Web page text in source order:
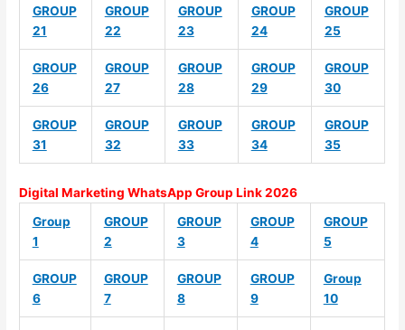
GROUP
21
GROUP
22
GROUP
23
GROUP
24
GROUP
25
GROUP
26
GROUP
27
GROUP
28
GROUP
29
GROUP
30
GROUP
31
GROUP
32
GROUP
33
GROUP
34
GROUP
35
Digital Marketing WhatsApp Group Link 2026
Group
1
GROUP
2
GROUP
3
GROUP
4
GROUP
5
GROUP
6
GROUP
7
GROUP
8
GROUP
9
Group
10